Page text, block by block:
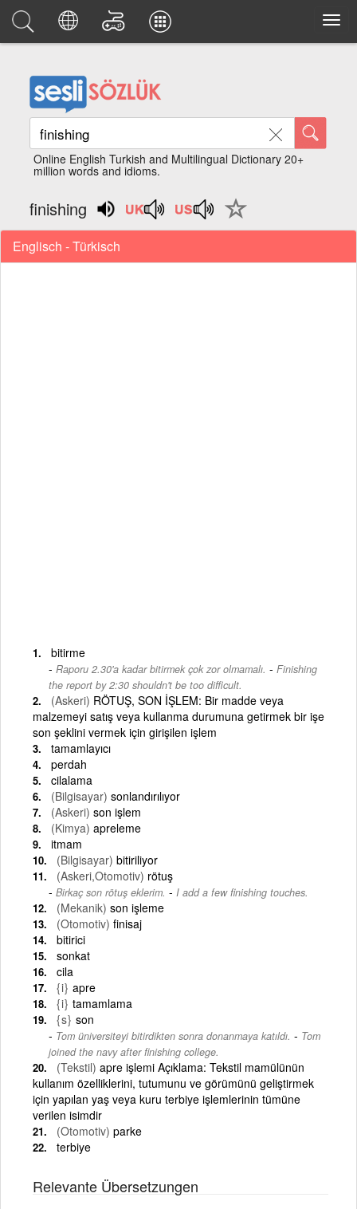
Online English Turkish and Multilingual Dictionary 20+
million words and idioms.
finishing
Englisch - Türkisch
bitirme
Raporu 2.30'a kadar bitirmek çok zor olmamalı. - Finishing
the report by 2:30 shouldn't be too difficult.
(Askeri) RÖTUŞ, SON İŞLEM: Bir madde veya
malzemeyi satış veya kullanma durumuna getirmek bir işe
son şeklini vermek için girişilen işlem
tamamlayıcı
perdah
cilalama
(Bilgisayar) sonlandırılıyor
(Askeri) son işlem
(Kimya) apreleme
itmam
(Bilgisayar) bitiriliyor
(Askeri,Otomotiv) rötuş
Birkaç son rötuş eklerim. - I add a few finishing touches.
(Mekanik) son işleme
(Otomotiv) finisaj
bitirici
sonkat
cila
{i} apre
{i} tamamlama
{s} son
Tom üniversiteyi bitirdikten sonra donanmaya katıldı. - Tom
joined the navy after finishing college.
(Tekstil) apre işlemi Açıklama: Tekstil mamülünün
kullanım özelliklerini, tutumunu ve görümünü geliştirmek
için yapılan yaş veya kuru terbiye işlemlerinin tümüne
verilen isimdir
(Otomotiv) parke
terbiye
Relevante Übersetzungen